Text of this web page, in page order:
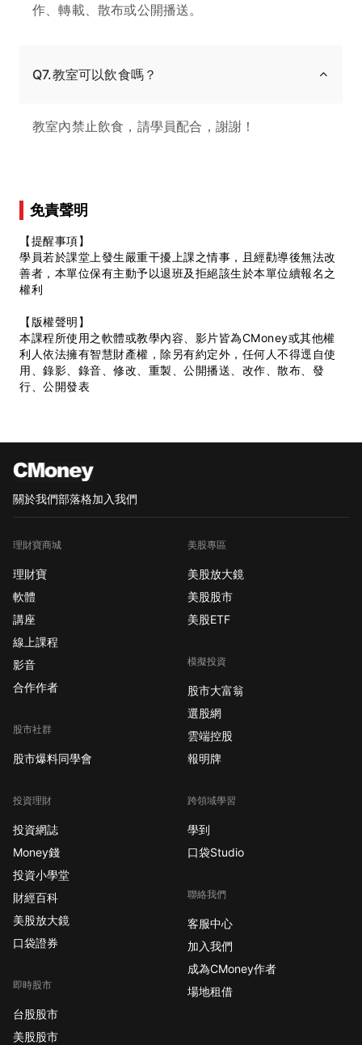
作、轉載、散布或公開播送。
Q7.教室可以飲食嗎？
教室內禁止飲食，請學員配合，謝謝！
免責聲明
【提醒事項】
學員若於課堂上發生嚴重干擾上課之情事，且經勸導後無法改
善者，本單位保有主動予以退班及拒絕該生於本單位續報名之
權利
【版權聲明】
本課程所使用之軟體或教學內容、影片皆為CMoney或其他權
利人依法擁有智慧財產權，除另有約定外，任何人不得逕自使
用、錄影、錄音、修改、重製、公開播送、改作、散布、發
行、公開發表
關於我們部落格加入我們
理財寶商城
理財寶
軟體
講座
線上課程
影音
合作作者
股市社群
股市爆料同學會
投資理財
投資網誌
Money錢
投資小學堂
財經百科
美股放大鏡
口袋證券
即時股市
台股股市
美股股市
美股專區
美股放大鏡
美股股市
美股ETF
模擬投資
股市大富翁
選股網
雲端控股
報明牌
跨領域學習
學到
口袋Studio
聯絡我們
客服中心
加入我們
成為CMoney作者
場地租借